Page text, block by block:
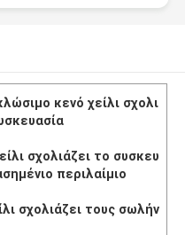
κενό χείλι σχολι
σχολιάζει το συσκευ
περιλαίμιο
σχολιάζει τους σωλήν